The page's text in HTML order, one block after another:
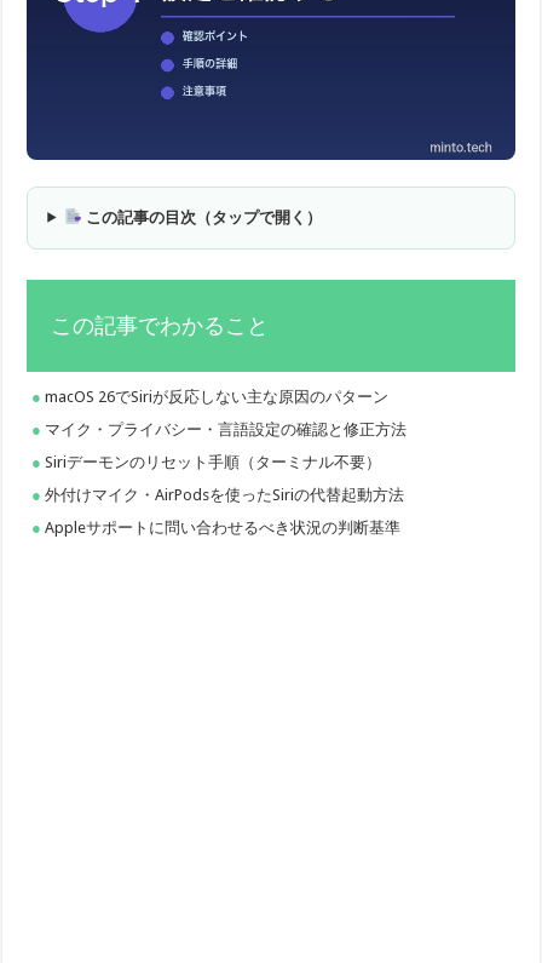
この記事の目次（タップで開く）
この記事でわかること
macOS 26でSiriが反応しない主な原因のパターン
マイク・プライバシー・言語設定の確認と修正方法
Siriデーモンのリセット手順（ターミナル不要）
外付けマイク・AirPodsを使ったSiriの代替起動方法
Appleサポートに問い合わせるべき状況の判断基準